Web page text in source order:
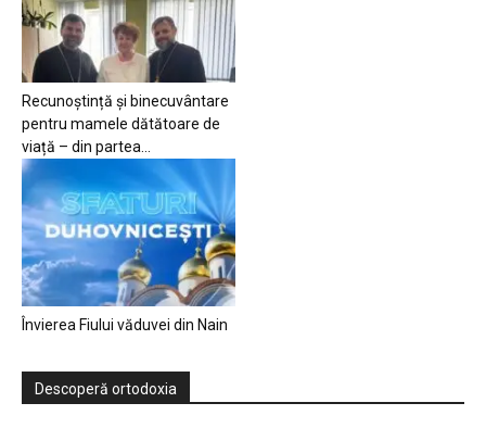
Recunoștință și binecuvântare
pentru mamele dătătoare de
viață – din partea...
Învierea Fiului văduvei din Nain
Descoperă ortodoxia